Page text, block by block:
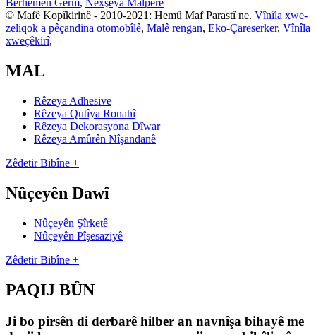
Berhemên Germ, Nexşeya Malperê
© Mafê Kopîkirinê - 2010-2021: Hemû Maf Parastî ne. Vînîla xwe-
zeliqok a pêçandina otomobîlê, Malê rengan, Eko-Çareserker, Vînîla
xweçêkirî,
MAL
Rêzeya Adhesive
Rêzeya Qutîya Ronahî
Rêzeya Dekorasyona Dîwar
Rêzeya Amûrên Nîşandanê
Zêdetir Bibîne +
Nûçeyên Dawî
Nûçeyên Şîrketê
Nûçeyên Pîşesaziyê
Zêdetir Bibîne +
PAQIJ BÛN
Ji bo pirsên di derbarê hilber an navnîşa bihayê me